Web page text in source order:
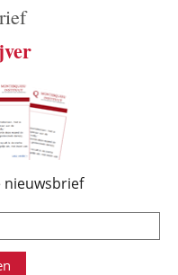
nieuwsbrief